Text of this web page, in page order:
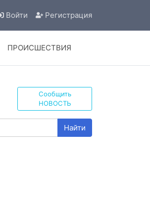
Войти Регистрация
ПРОИСШЕСТВИЯ
Сообщить
НОВОСТЬ
Найти